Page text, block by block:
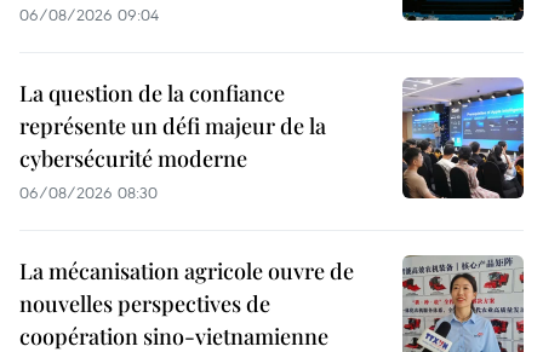
06/08/2026 09:04
La question de la confiance
représente un défi majeur de la
cybersécurité moderne
06/08/2026 08:30
La mécanisation agricole ouvre de
nouvelles perspectives de
coopération sino-vietnamienne